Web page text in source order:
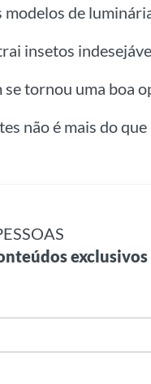
de
insetos
tornou uma boa
não é mais do